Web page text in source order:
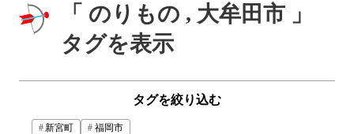
「 のりもの , 大牟田市 」
タグを表示
タグを絞り込む
新宮町 福岡市